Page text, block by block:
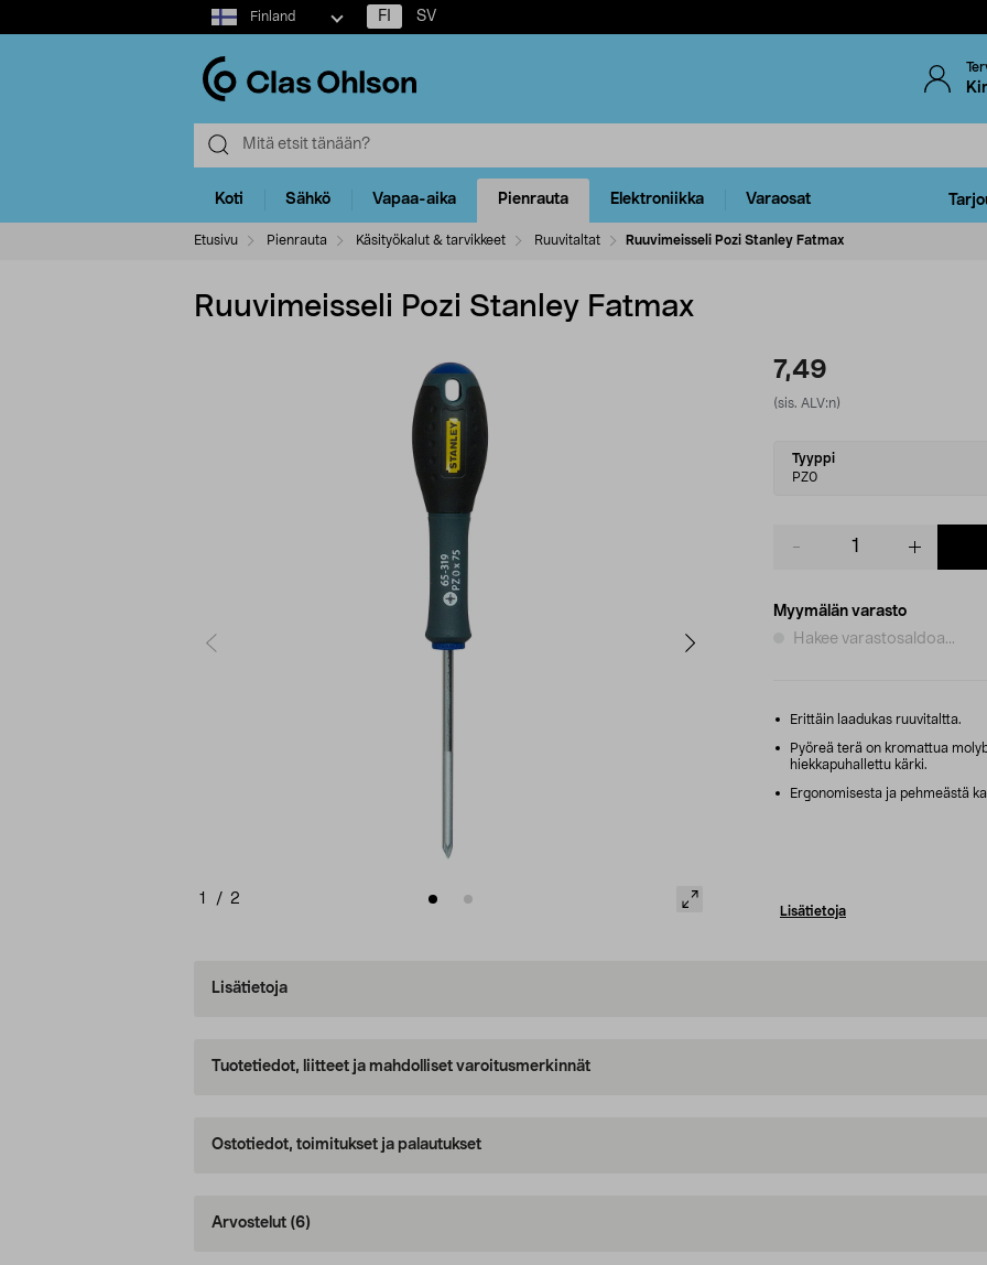
Select
market
Finland FI SV
Koti Sähkö Vapaa-aika Pienrauta Elektroniikka Varaosat
Etusivu Pienrauta Käsityökalut & tarvikkeet Ruuvitaltat Ruuvimeisseli Pozi Stanley Fatmax
Ruuvimeisseli Pozi Stanley Fatmax
1 / 2
7,49
(sis. ALV:n)
Select
variant
Tyyppi
PZ0
Myymälän varasto
Hakee varastosaldoa...
Erittäin laadukas ruuvitaltta.
Pyöreä terä on kromattua
hiekkapuhallettu kärki.
Ergonomisesta ja pehmeästä
Lisätietoja
Lisätietoja
Tuotetiedot, liitteet ja mahdolliset varoitusmerkinnät
Ostotiedot, toimitukset ja palautukset
Arvostelut (6)